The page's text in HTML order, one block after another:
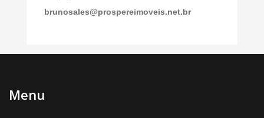
brunosales@prospereimoveis.net.br
Menu